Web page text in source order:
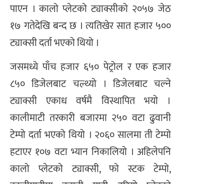
पाएन । कालो प्लेटको ट्याक्सीको २०५७ जेठ
१७ गतेदेखि बन्द छ । त्यतिखेर सात हजार ५००
ट्याक्सी दर्ता भएको थियो ।
जसमध्ये पाँच हजार ६५० पेट्रोल र एक हजार
८५० डिजेलबाट चल्थ्यो । डिजेलबाट चल्ने
ट्याक्सी एकाध वर्षमै विस्थापित भयो ।
कालीमाटी तरकारी बजारमा २५० वटा ढुवानी
टेम्पो दर्ता भएको थियो । २०६० सालमा ती टेम्पो
हटाएर १०७ वटा भ्यान निकालियो । अहिलेपनि
कालो प्लेटको ट्याक्सी, फो स्टक टेम्पो,